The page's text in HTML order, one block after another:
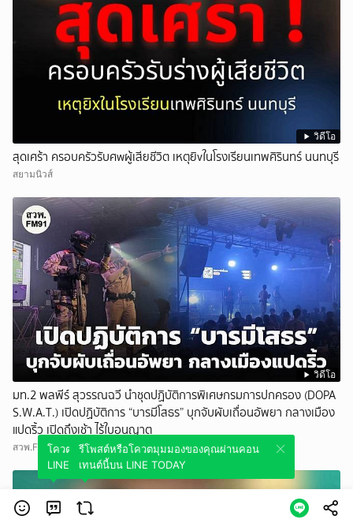
วิดีโอ
สุดเศร้า ครอบครัวรับศwผู้เสียชีวิต เหตุยิvในโรงเรียนเทพศิรินทร์ นนทบุรี
สยามนิวส์
วิดีโอ
มท.2 พลพีร์ สุวรรณฉวี นำชุดปฏิบัติการพิเศษกรมการปกครอง (DOPA
S.W.A.T.) เปิดปฏิบัติการ “บารมีโสธร” บุกจับผับเถื่อนอัพยา กลางเมือง
แปดริ้ว เปิดถึงเช้า ไร้ใบอนุญาต
สวพ.FM91โควตมุมมองของคุณผ่านคอนเทนต์นี้บน
LINE TODAY
รีโพสต์หรือโควตมุมมองของคุณผ่านคอน
เทนต์นี้บน LINE TODAY